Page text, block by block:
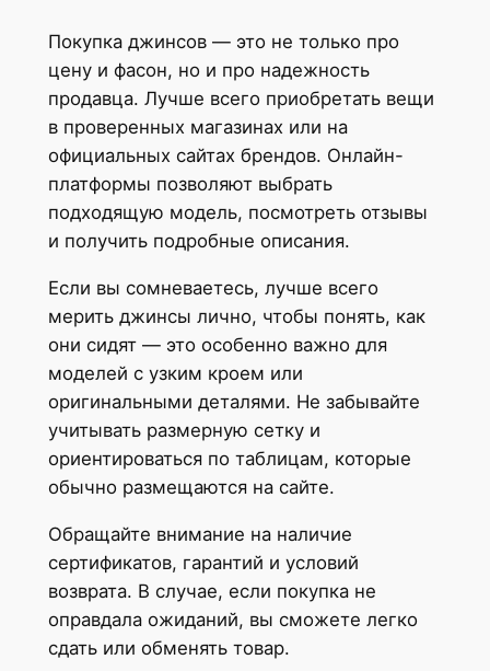
Покупка джинсов — это не только про
цену и фасон, но и про надежность
продавца. Лучше всего приобретать вещи
в проверенных магазинах или на
официальных сайтах брендов. Онлайн-
платформы позволяют выбрать
подходящую модель, посмотреть отзывы
и получить подробные описания.
Если вы сомневаетесь, лучше всего
мерить джинсы лично, чтобы понять, как
они сидят — это особенно важно для
моделей с узким кроем или
оригинальными деталями. Не забывайте
учитывать размерную сетку и
ориентироваться по таблицам, которые
обычно размещаются на сайте.
Обращайте внимание на наличие
сертификатов, гарантий и условий
возврата. В случае, если покупка не
оправдала ожиданий, вы сможете легко
сдать или обменять товар.